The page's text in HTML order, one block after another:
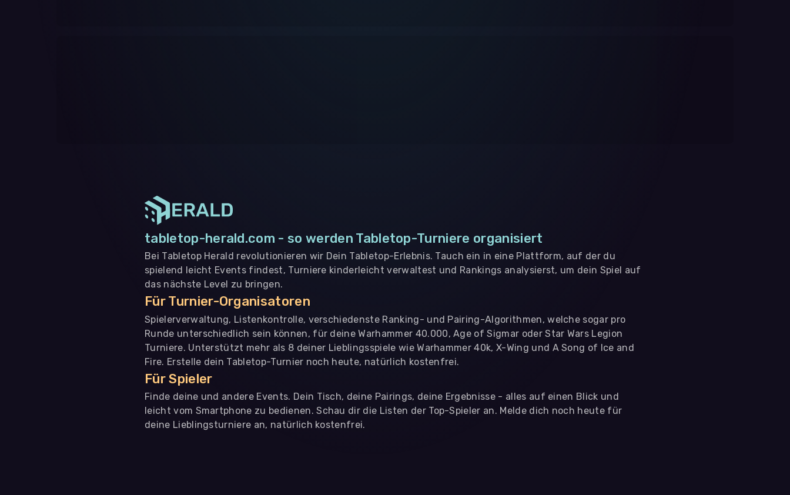
tabletop-herald.com - so werden Tabletop-Turniere organisiert
Bei Tabletop Herald revolutionieren wir Dein Tabletop-Erlebnis. Tauch ein in eine Plattform, auf der du
spielend leicht Events findest, Turniere kinderleicht verwaltest und Rankings analysierst, um dein Spiel auf
das nächste Level zu bringen.
Für Turnier-Organisatoren
Spielerverwaltung, Listenkontrolle, verschiedenste Ranking- und Pairing-Algorithmen, welche sogar pro
Runde unterschiedlich sein können, für deine Warhammer 40.000, Age of Sigmar oder Star Wars Legion
Turniere. Unterstützt mehr als 8 deiner Lieblingsspiele wie Warhammer 40k, X-Wing und A Song of Ice and
Fire. Erstelle dein Tabletop-Turnier noch heute, natürlich kostenfrei.
Für Spieler
Finde deine und andere Events. Dein Tisch, deine Pairings, deine Ergebnisse - alles auf einen Blick und
leicht vom Smartphone zu bedienen. Schau dir die Listen der Top-Spieler an. Melde dich noch heute für
deine Lieblingsturniere an, natürlich kostenfrei.